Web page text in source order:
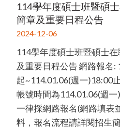
114學年度碩士班暨碩
簡章及重要日程公告
2024-12-06
114學年度碩士班暨碩士
及重要日程公告 網路報名:
起~114.01.06(週一)18:00
帳號時間為114.01.06(週
一律採網路報名(網路填表
料，報名流程請詳閱招生